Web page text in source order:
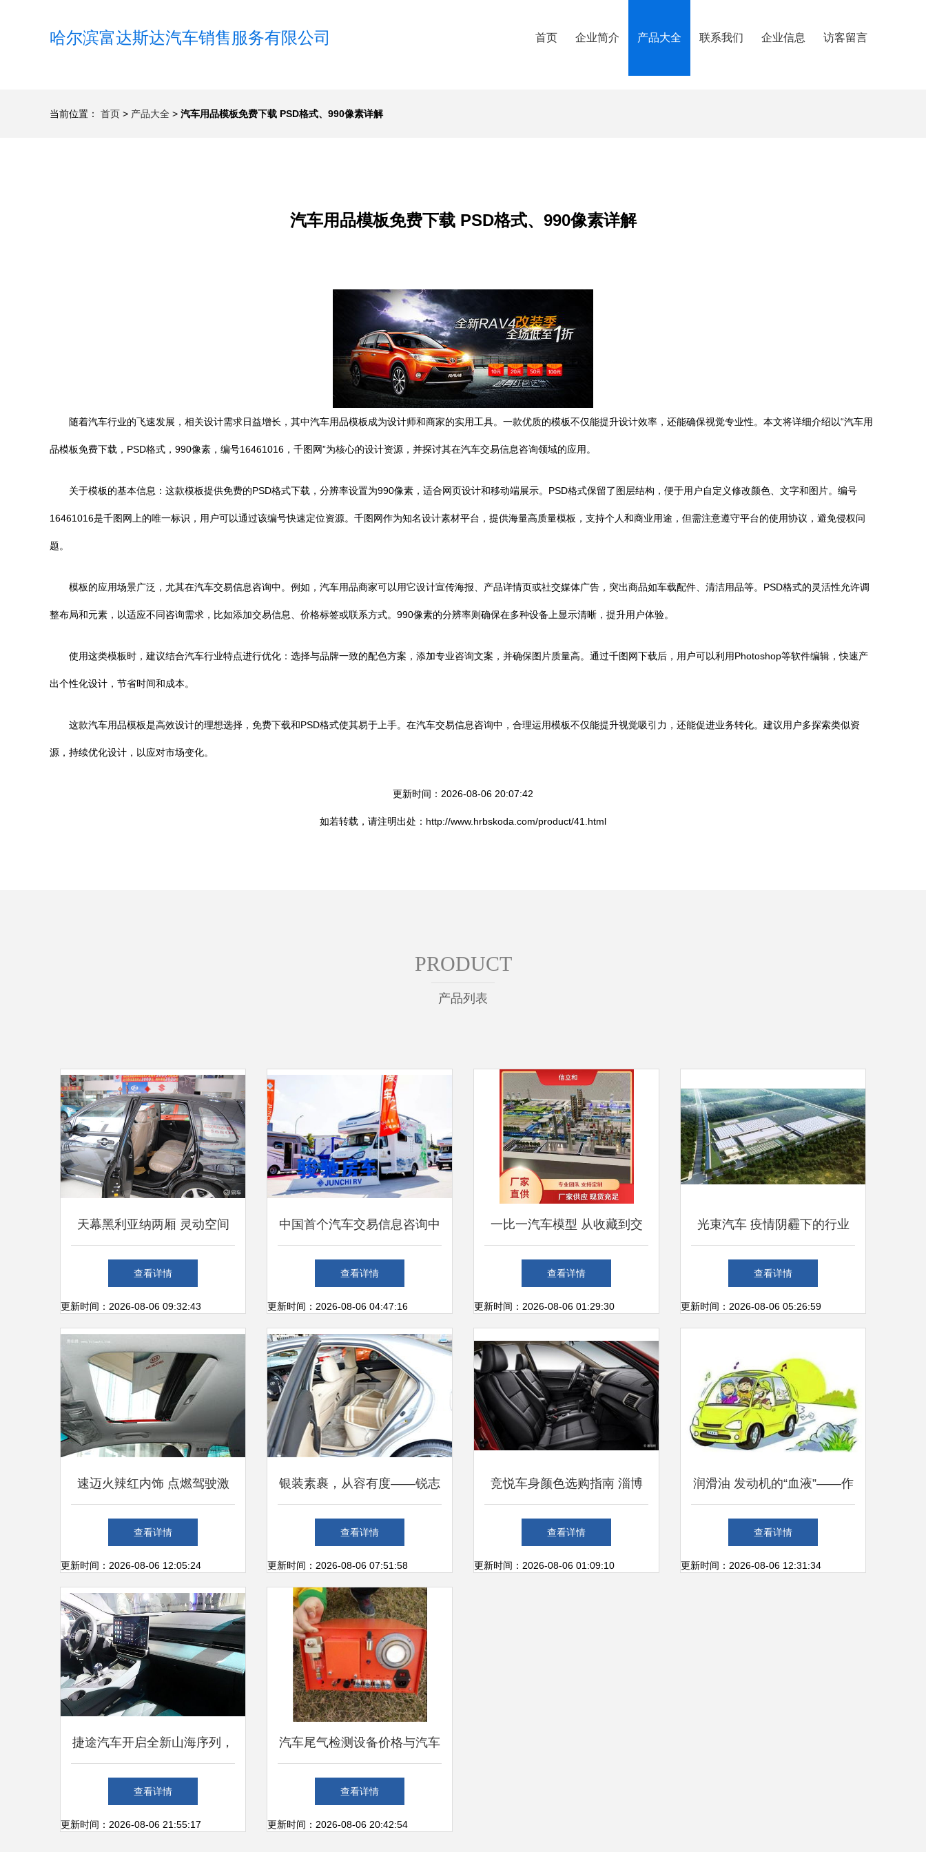
哈尔滨富达斯达汽车销售服务有限公司 首页 企业简介 产品大全 联系我们 企业信息 访客留言
当前位置： 首页 > 产品大全 > 汽车用品模板免费下载 PSD格式、990像素详解
汽车用品模板免费下载 PSD格式、990像素详解
随着汽车行业的飞速发展，相关设计需求日益增长，其中汽车用品模板成为设计师和商家的实用工具。一款优质的模板不仅能提升设计效率，还能确保视觉专业性。本文将详细介绍以“汽车用
品模板免费下载，PSD格式，990像素，编号16461016，千图网”为核心的设计资源，并探讨其在汽车交易信息咨询领域的应用。
关于模板的基本信息：这款模板提供免费的PSD格式下载，分辨率设置为990像素，适合网页设计和移动端展示。PSD格式保留了图层结构，便于用户自定义修改颜色、文字和图片。编号
16461016是千图网上的唯一标识，用户可以通过该编号快速定位资源。千图网作为知名设计素材平台，提供海量高质量模板，支持个人和商业用途，但需注意遵守平台的使用协议，避免侵权问
题。
模板的应用场景广泛，尤其在汽车交易信息咨询中。例如，汽车用品商家可以用它设计宣传海报、产品详情页或社交媒体广告，突出商品如车载配件、清洁用品等。PSD格式的灵活性允许调
整布局和元素，以适应不同咨询需求，比如添加交易信息、价格标签或联系方式。990像素的分辨率则确保在多种设备上显示清晰，提升用户体验。
使用这类模板时，建议结合汽车行业特点进行优化：选择与品牌一致的配色方案，添加专业咨询文案，并确保图片质量高。通过千图网下载后，用户可以利用Photoshop等软件编辑，快速产
出个性化设计，节省时间和成本。
这款汽车用品模板是高效设计的理想选择，免费下载和PSD格式使其易于上手。在汽车交易信息咨询中，合理运用模板不仅能提升视觉吸引力，还能促进业务转化。建议用户多探索类似资
源，持续优化设计，以应对市场变化。
更新时间：2026-08-06 20:07:42
如若转载，请注明出处：http://www.hrbskoda.com/product/41.html
PRODUCT
产品列表
天幕黑利亚纳两厢 灵动空间
的实用主义典范
查看详情
更新时间：2026-08-06 09:32:43
中国首个汽车交易信息咨询中
心在张家港正式开业
查看详情
更新时间：2026-08-06 04:47:16
一比一汽车模型 从收藏到交
易，全面解析咨询指南
查看详情
更新时间：2026-08-06 01:29:30
光束汽车 疫情阴霾下的行业
之光
查看详情
更新时间：2026-08-06 05:26:59
速迈火辣红内饰 点燃驾驶激
情，诠释时尚座舱美学
查看详情
更新时间：2026-08-06 12:05:24
银装素裹，从容有度——锐志
银金属色的空间美学与实用哲
学
查看详情
更新时间：2026-08-06 07:51:58
竞悦车身颜色选购指南 淄博
信息港汽车频道助您轻松交易
查看详情
更新时间：2026-08-06 01:09:10
润滑油 发动机的“血液”——作
用详解与选购指南
查看详情
更新时间：2026-08-06 12:31:34
捷途汽车开启全新山海序列，
首款力作捷途山海L9正式上
市，引领家庭出行新体验
查看详情
更新时间：2026-08-06 21:55:17
汽车尾气检测设备价格与汽车
交易信息咨询服务概览
查看详情
更新时间：2026-08-06 20:42:54